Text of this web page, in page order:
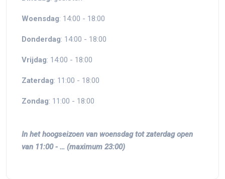
Woensdag: 14:00 - 18:00
Donderdag: 14:00 - 18:00
Vrijdag: 14:00 - 18:00
Zaterdag: 11:00 - 18:00
Zondag: 11:00 - 18:00
In het hoogseizoen van woensdag tot zaterdag open
van 11:00 - … (maximum 23:00)